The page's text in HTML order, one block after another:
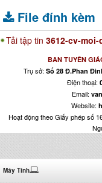
File đính kèm
Tải tập tin 3612-cv-
BAN TUYÊN
Trụ sở: Số 28 Đ.Phan
Điện thoại:
Email:
Website:
Hoạt động theo Giấy phép số
Máy Tính